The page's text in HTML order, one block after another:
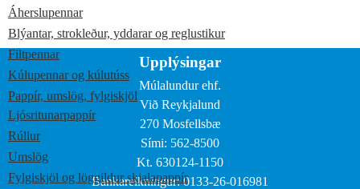
Áherslupennar
Blýantar, strokleður, yddarar og reglustikur
Filtpennar
Kúlupennar og kúlutúss
Pappír, umslög, fylgiskjöl
Ljósritunarpappír
Rúllur
Umslög
Fylgiskjöl og löggildur skjalapappír
Upplýsingar
Múlalundur ehf.
Við Reykjalund
270 Mosfellsbæ
Sími: 562-8500
Kt. 630124-1150
Bankareikningur: 0133-26-016981